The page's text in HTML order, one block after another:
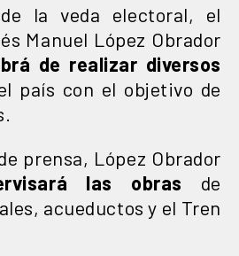
la veda electoral, el
Manuel López Obrador
de realizar diversos
país con el objetivo de
prensa, López Obrador
las obras de
acueductos y el Tren